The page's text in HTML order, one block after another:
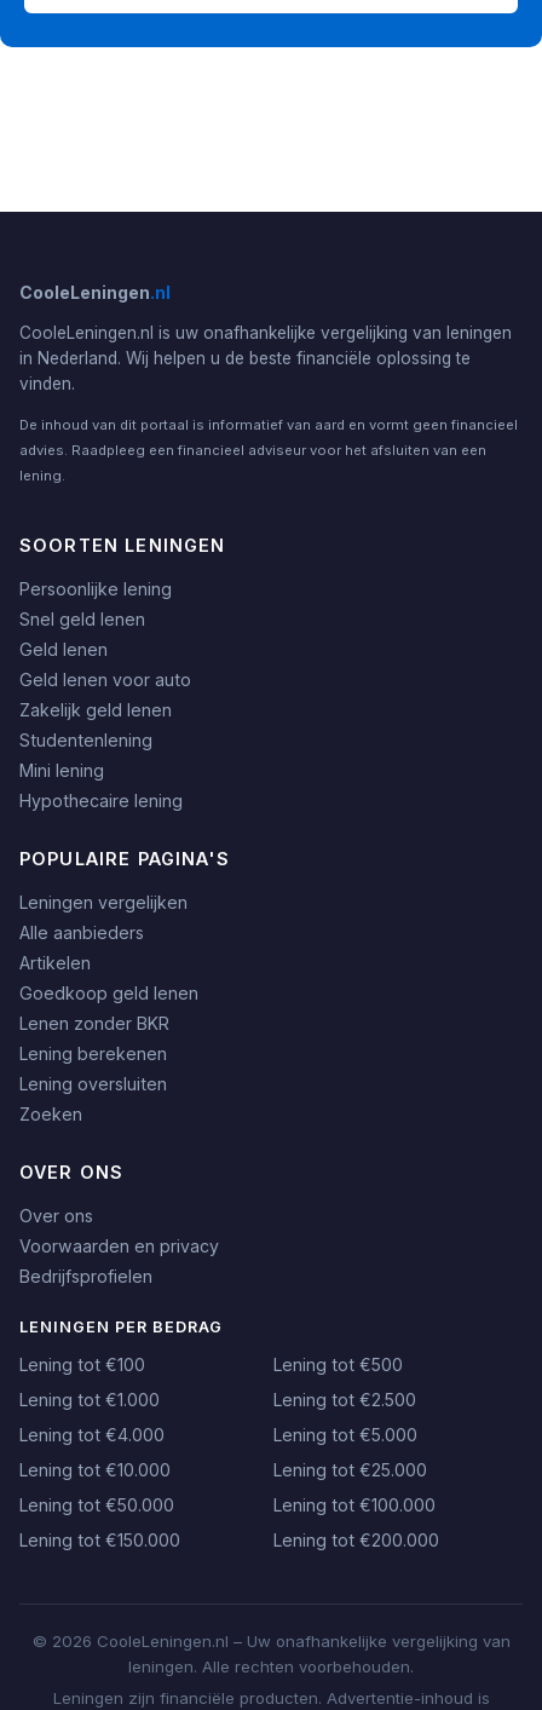
CooleLeningen.nl
CooleLeningen.nl is uw onafhankelijke vergelijking van leningen
in Nederland. Wij helpen u de beste financiële oplossing te
vinden.
De inhoud van dit portaal is informatief van aard en vormt geen financieel
advies. Raadpleeg een financieel adviseur voor het afsluiten van een
lening.
SOORTEN LENINGEN
Persoonlijke lening
Snel geld lenen
Geld lenen
Geld lenen voor auto
Zakelijk geld lenen
Studentenlening
Mini lening
Hypothecaire lening
POPULAIRE PAGINA'S
Leningen vergelijken
Alle aanbieders
Artikelen
Goedkoop geld lenen
Lenen zonder BKR
Lening berekenen
Lening oversluiten
Zoeken
OVER ONS
Over ons
Voorwaarden en privacy
Bedrijfsprofielen
LENINGEN PER BEDRAG
Lening tot €100
Lening tot €500
Lening tot €1.000
Lening tot €2.500
Lening tot €4.000
Lening tot €5.000
Lening tot €10.000
Lening tot €25.000
Lening tot €50.000
Lening tot €100.000
Lening tot €150.000
Lening tot €200.000
© 2026 CooleLeningen.nl – Uw onafhankelijke vergelijking van
leningen. Alle rechten voorbehouden.
Leningen zijn financiële producten. Advertentie-inhoud is